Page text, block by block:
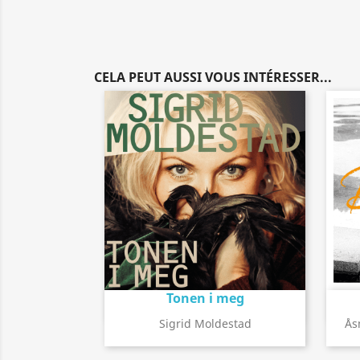
CELA PEUT AUSSI VOUS INTÉRESSER...
Tonen i meg
Sigrid Moldestad
Détail de l'album